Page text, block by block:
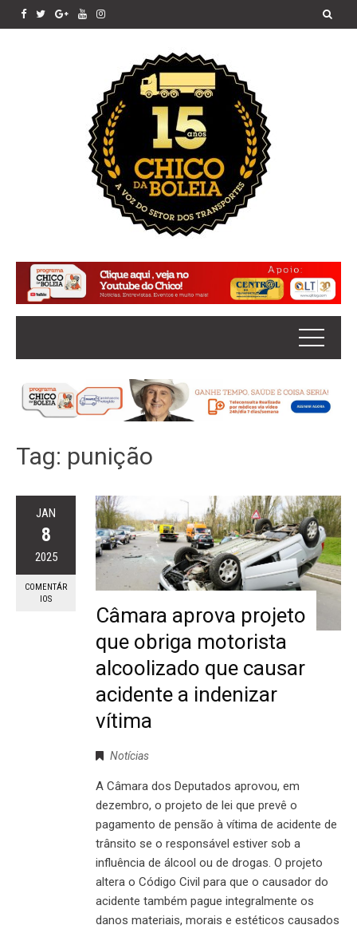
Tag: punição
JAN
8
2025
COMENTÁR
IOS
Câmara aprova projeto
que obriga motorista
alcoolizado que causar
acidente a indenizar
vítima
Notícias
A Câmara dos Deputados aprovou, em
dezembro, o projeto de lei que prevê o
pagamento de pensão à vítima de acidente de
trânsito se o responsável estiver sob a
influência de álcool ou de drogas. O projeto
altera o Código Civil para que o causador do
acidente também pague integralmente os
danos materiais, morais e estéticos causados